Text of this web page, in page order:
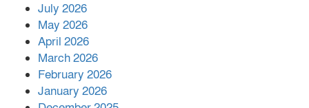
July 2026
May 2026
April 2026
March 2026
February 2026
January 2026